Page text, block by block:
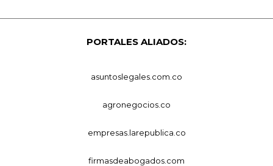
PORTALES ALIADOS:
asuntoslegales.com.co
agronegocios.co
empresas.larepublica.co
firmasdeabogados.com